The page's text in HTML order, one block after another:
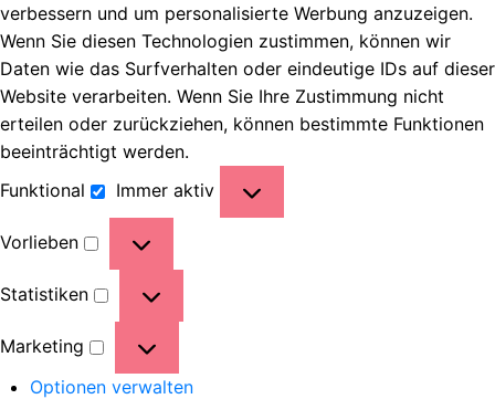
verbessern und um personalisierte Werbung anzuzeigen.
Wenn Sie diesen Technologien zustimmen, können wir
Daten wie das Surfverhalten oder eindeutige IDs auf dieser
Website verarbeiten. Wenn Sie Ihre Zustimmung nicht
erteilen oder zurückziehen, können bestimmte Funktionen
beeinträchtigt werden.
Funktional
Immer aktiv
Vorlieben
Statistiken
Marketing
Optionen verwalten